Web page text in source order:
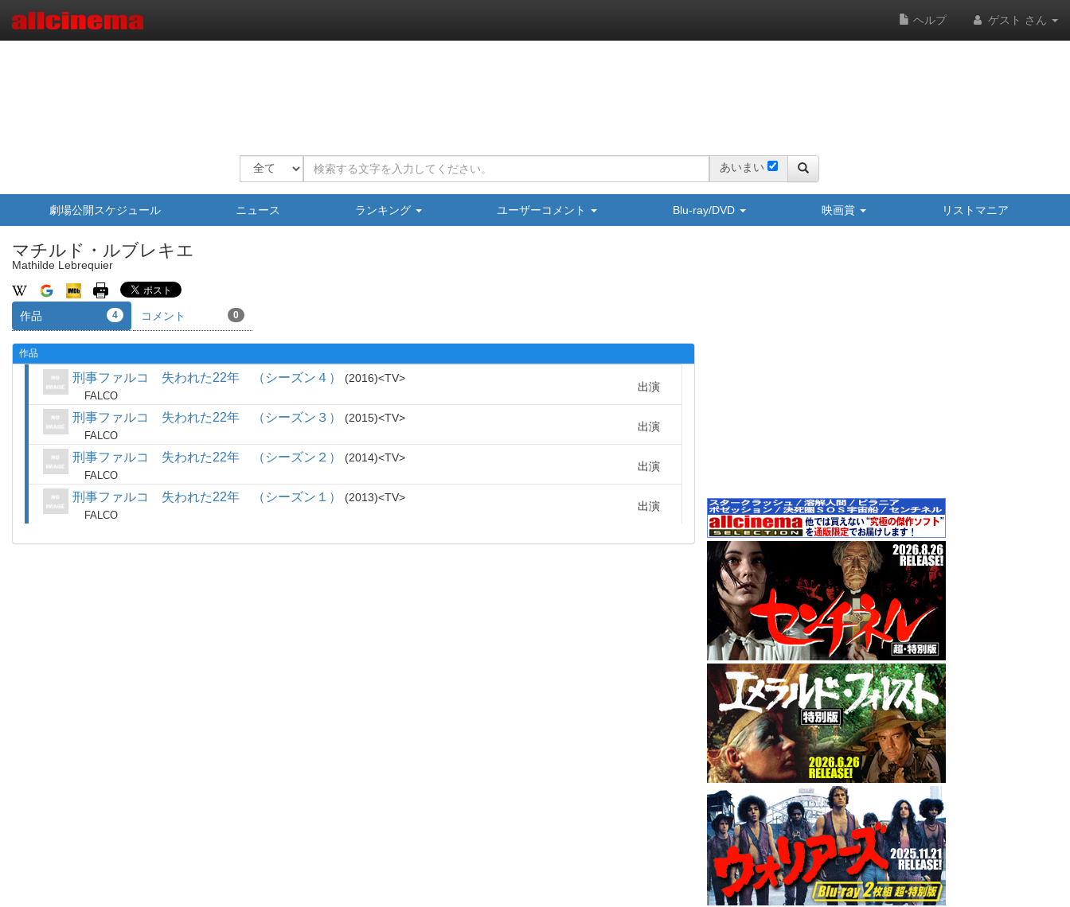
ヘルプ ゲスト さん
あいまい
劇場公開スケジュール ニュース ランキング ユーザーコメント Blu-ray/DVD 映画賞 リストマニア
マチルド・ルブレキエ
Mathilde Lebrequier
作品 4 コメント 0
作品
刑事ファルコ 失われた22年 （シーズン４） 2016 TV
FALCO
出演
刑事ファルコ 失われた22年 （シーズン３） 2015 TV
FALCO
出演
刑事ファルコ 失われた22年 （シーズン２） 2014 TV
FALCO
出演
刑事ファルコ 失われた22年 （シーズン１） 2013 TV
FALCO
出演